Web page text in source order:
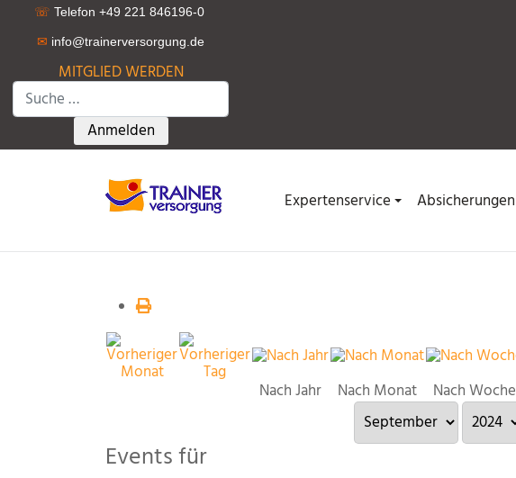
☏ Telefon +49 221 846196-0
✉ info@trainerversorgung.de
MITGLIED WERDEN
Suchen
Type 2 or more characters for results.
Anmelden
Expertenservice Absicherungen
Nach Jahr Nach Monat Nach Woche
Events für